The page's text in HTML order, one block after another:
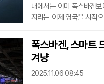
내에서는 이미 폭스바겐
지리는 이제 영국을 시작
베스트셀러가 될 것이라
3위 안에 꾸준히 드는 브
1위를 차지했던 때를 기억
시절도 있었다. 크고 확
폭스바겐, 스마트
겨냥
2025.11.06 08:45